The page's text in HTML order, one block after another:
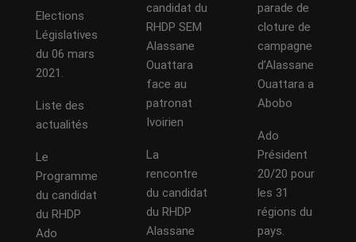
Elections
Législatives
du 06 mars
2021.
Liste des
actualités
Le
Programme
du candidat
du RHDP
Ado
candidat du
RHDP SEM
Alassane
Ouattara
face au
patronat
Ivoirien
La
rencontre
du candidat
du RHDP
Alassane
parade de
cloture de
campagne
d’Alassane
Ouattara a
Abobo
Ado
Président
20/20 pour
les 31
régions du
pays.